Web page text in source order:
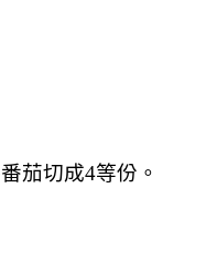
茄切成4等份。